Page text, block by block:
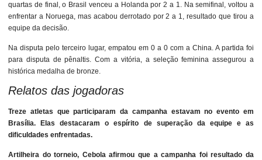
quartas de final, o Brasil venceu a Holanda por 2 a 1. Na semifinal, voltou a
enfrentar a Noruega, mas acabou derrotado por 2 a 1, resultado que tirou a
equipe da decisão.
Na disputa pelo terceiro lugar, empatou em 0 a 0 com a China. A partida foi
para disputa de pênaltis. Com a vitória, a seleção feminina assegurou a
histórica medalha de bronze.
Relatos das jogadoras
Treze atletas que participaram da campanha estavam no evento em
Brasília. Elas destacaram o espírito de superação da equipe e as
dificuldades enfrentadas.
Artilheira do torneio, Cebola afirmou que a campanha foi resultado da